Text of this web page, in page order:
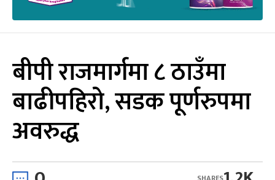
बीपी राजमार्गमा ८ ठाउँमा
बाढीपहिरो, सडक पूर्णरुपमा
अवरुद्ध